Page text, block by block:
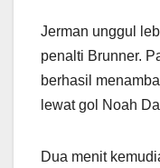
Jerman unggul
penalti Brunner.
berhasil
lewat gol Noah
Dua menit